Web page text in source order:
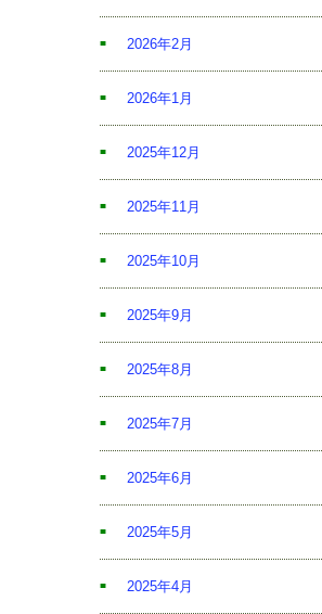
2026年2月
2026年1月
2025年12月
2025年11月
2025年10月
2025年9月
2025年8月
2025年7月
2025年6月
2025年5月
2025年4月